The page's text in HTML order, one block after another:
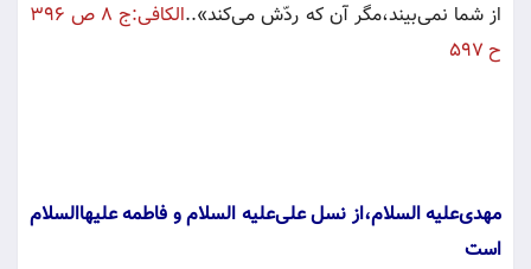
از شما نمى‌بيند،مگر آن كه ردّش مى‌كند»..
الكافى:ج ٨ ص ٣٩٦
ح ٥٩٧
مهدى‌عليه السلام،از نسل على‌عليه السلام و فاطمه عليهاالسلام
است